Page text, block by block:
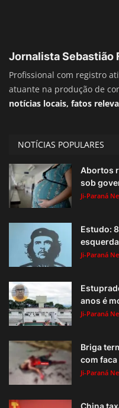
Jornalista Sebastião
Profissional com registro
atuante na produção de
notícias locais, fatos
NOTÍCIAS POPULARES
Abortos
sob
Ji-Paraná
Estudo:
esquerda
Ji-Paraná
anos é
Ji-Paraná
Briga
com faca
Ji-Paraná